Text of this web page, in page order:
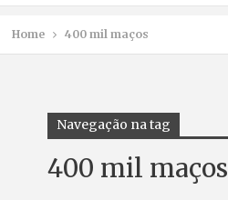
Home 400 mil maços
Navegação na tag
400 mil maços